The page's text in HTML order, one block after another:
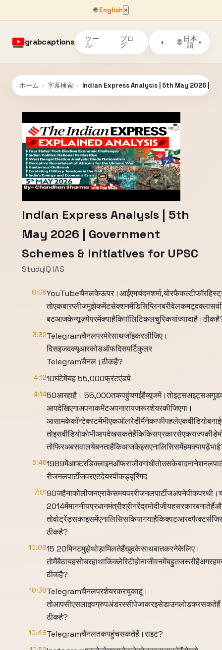
🌐English ×
grabcaptions ツー
ル
ブロ
グ ◑ 🌐 日本
語
▾
ホーム › 字幕検索 › Indian Express Analysis | 5th May 2026 |
Indian Express Analysis | 5th
May 2026 | Government
Schemes & Initiatives for UPSC
StudyIQ IAS
0:06
3:32Telegramचैनलपरमेरेसाथजॉइकरलीजिए।
दिसइजदक्यूआरकोडऑफदिसपर्टिकुलर
Telegramचैनल।ठीकहै?
4:1210घंटेमेंयह 55,000फ्रंटएंडपे
4:1450आरहाहै।
आपदेखिएगाअपनाकमेंटअपनारायजरूरशेयरकीजिएगा।
6:46
रीजनलपार्टीजवरएटदेयरपीकड्यूरिंगद
7:01
ठीकहै?
10:0815 20मिनटमुझेथोड़ामिलतेहैंखुदकेसाथबातकरनेकेलिए।
ठीकहै?
10:38Telegramचैनलपरशेयरकरचुकाहूं।
ठीकहै?
10:48Telegramचैनलतकपहुंचसकतेहैं।राइट?